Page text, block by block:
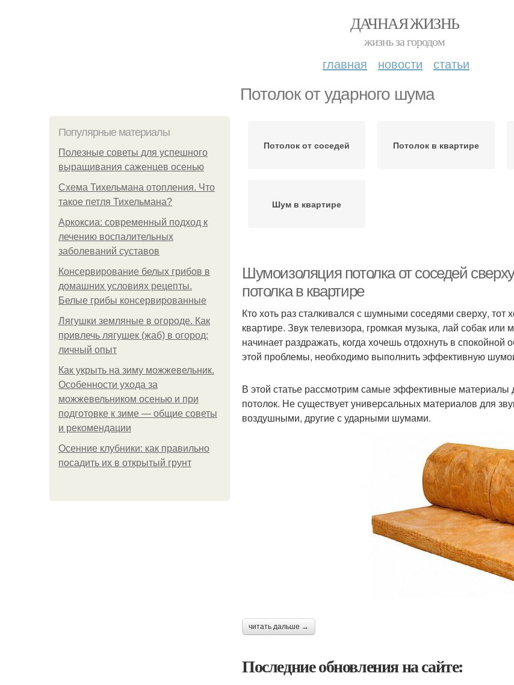
ДАЧНАЯ ЖИЗНЬ
жизнь за городом
главная новости статьи
Потолок от ударного шума
Популярные материалы
Полезные советы для успешного
выращивания саженцев осенью
Схема Тихельмана отопления. Что
такое петля Тихельмана?
Аркоксиа: современный подход к
лечению воспалительных
заболеваний суставов
Консервирование белых грибов в
домашних условиях рецепты.
Белые грибы консервированные
Лягушки земляные в огороде. Как
привлечь лягушек (жаб) в огород:
личный опыт
Как укрыть на зиму можжевельник.
Особенности ухода за
можжевельником осенью и при
подготовке к зиме — общие советы
и рекомендации
Осенние клубники: как правильно
посадить их в открытый грунт
Потолок от соседей Потолок в квартире
Шум в квартире
Шумоизоляция потолка от соседей
потолка в квартире
Кто хоть раз сталкивался с шумными соседями сверху,
квартире. Звук телевизора, громкая музыка, лай собак
начинает раздражать, когда хочешь отдохнуть в
этой проблемы, необходимо выполнить эффективную
В этой статье рассмотрим самые эффективные материалы
потолок. Не существует универсальных материалов для
воздушными, другие с ударными шумами.
читать дальше →
Последние обновления на сайте: